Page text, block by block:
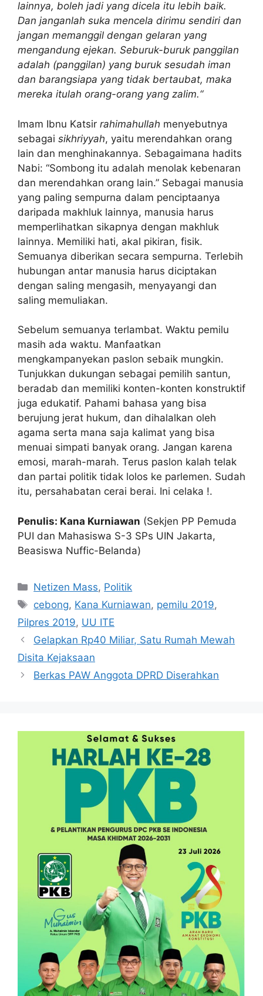
lainnya, boleh jadi yang dicela itu lebih baik.
Dan janganlah suka mencela dirimu sendiri dan
jangan memanggil dengan gelaran yang
mengandung ejekan. Seburuk-buruk panggilan
adalah (panggilan) yang buruk sesudah iman
dan barangsiapa yang tidak bertaubat, maka
mereka itulah orang-orang yang zalim.“
Imam Ibnu Katsir rahimahullah menyebutnya
sebagai sikhriyyah, yaitu merendahkan orang
lain dan menghinakannya. Sebagaimana hadits
Nabi: “Sombong itu adalah menolak kebenaran
dan merendahkan orang lain.” Sebagai manusia
yang paling sempurna dalam penciptaanya
daripada makhluk lainnya, manusia harus
memperlihatkan sikapnya dengan makhluk
lainnya. Memiliki hati, akal pikiran, fisik.
Semuanya diberikan secara sempurna. Terlebih
hubungan antar manusia harus diciptakan
dengan saling mengasih, menyayangi dan
saling memuliakan.
Sebelum semuanya terlambat. Waktu pemilu
masih ada waktu. Manfaatkan
mengkampanyekan paslon sebaik mungkin.
Tunjukkan dukungan sebagai pemilih santun,
beradab dan memiliki konten-konten konstruktif
juga edukatif. Pahami bahasa yang bisa
berujung jerat hukum, dan dihalalkan oleh
agama serta mana saja kalimat yang bisa
menuai simpati banyak orang. Jangan karena
emosi, marah-marah. Terus paslon kalah telak
dan partai politik tidak lolos ke parlemen. Sudah
itu, persahabatan cerai berai. Ini celaka !.
Penulis: Kana Kurniawan (Sekjen PP Pemuda
PUI dan Mahasiswa S-3 SPs UIN Jakarta,
Beasiswa Nuffic-Belanda)
Kategori
Netizen Mass, Politik
Tag
cebong, Kana Kurniawan, pemilu 2019,
Pilpres 2019, UU ITE
Gelapkan Rp40 Miliar, Satu Rumah Mewah
Disita Kejaksaan
Berkas PAW Anggota DPRD Diserahkan